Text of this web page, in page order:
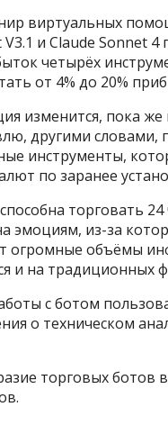
виртуальных
V3.1 и Claude Sonnet
четырёх
от 4% до 20%
изменится, пока
другими
инструменты,
по заранее
торговать 24
эмоциям, из-за
огромные объёмы
и на традиционных
с ботом
о техническом
торговых ботов